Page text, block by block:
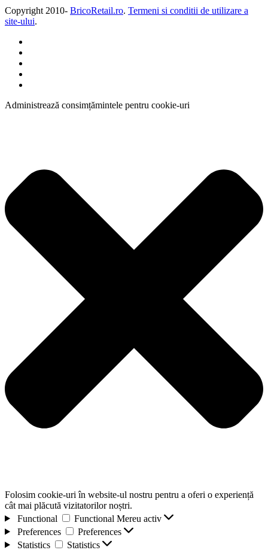
Copyright 2010- BricoRetail.ro. Termeni si conditii de utilizare a
site-ului.
Administrează consimțămintele pentru cookie-uri
Folosim cookie-uri în website-ul nostru pentru a oferi o experiență
cât mai plăcută vizitatorilor noștri.
Functional
Functional Mereu activ
Preferences
Preferences
Statistics
Statistics